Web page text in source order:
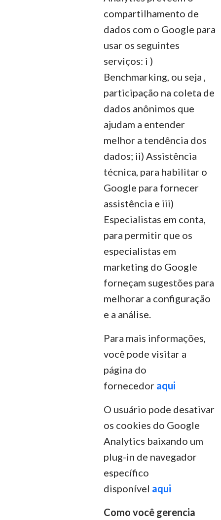
compartilhamento de
dados com o Google para
usar os seguintes
serviços: i )
Benchmarking, ou seja ,
participação na coleta de
dados anônimos que
ajudam a entender
melhor a tendência dos
dados; ii) Assistência
técnica, para habilitar o
Google para fornecer
assistência e iii)
Especialistas em conta,
para permitir que os
especialistas em
marketing do Google
forneçam sugestões para
melhorar a configuração
e a análise.
Para mais informações,
você pode visitar a
página do
fornecedor aqui
O usuário pode desativar
os cookies do Google
Analytics baixando um
plug-in de navegador
específico
disponível aqui
Como você gerencia